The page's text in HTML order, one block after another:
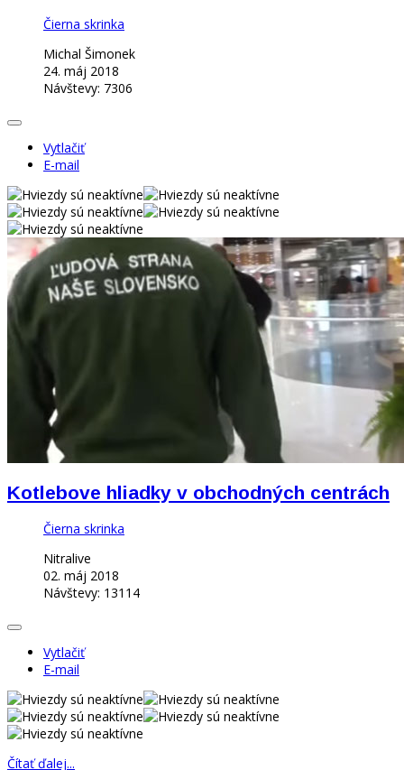
Čierna skrinka
Michal Šimonek
24. máj 2018
Návštevy: 7306
Vytlačiť
E-mail
Kotlebove hliadky v obchodných centrách
Čierna skrinka
Nitralive
02. máj 2018
Návštevy: 13114
Vytlačiť
E-mail
Čítať ďalej...